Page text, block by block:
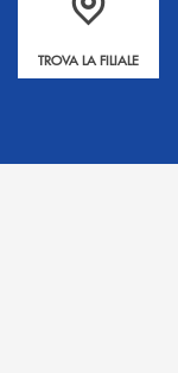
TROVA LA FILIALE